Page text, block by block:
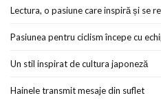
Lectura, o pasiune care inspiră și se
Pasiunea pentru ciclism începe cu
Un stil inspirat de cultura japoneză
Hainele transmit mesaje din suflet